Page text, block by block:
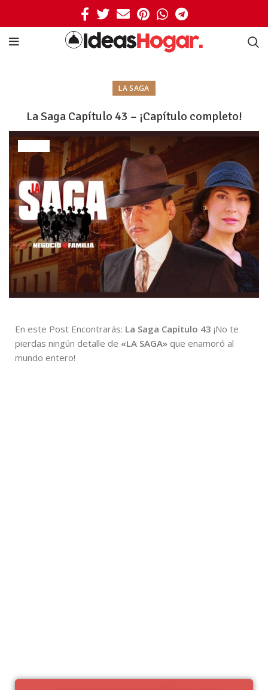
LA SAGA
La Saga Capítulo 43 – ¡Capítulo completo!
En este Post Encontrarás: La Saga Capítulo 43 ¡No te
pierdas ningún detalle de «LA SAGA» que enamoró al
mundo entero!